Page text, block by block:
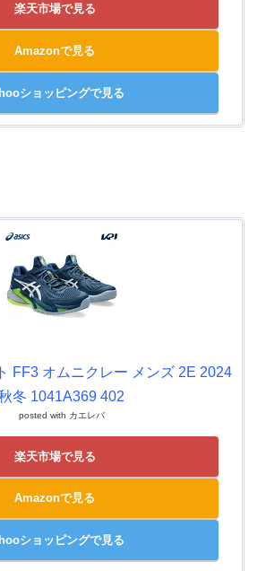
楽天市場で見る
Amazonで見る
ショッピングで見る
FF3 オムニクレー メンズ 2E 2024
冬 1041A369 402
posted with カエレバ
楽天市場で見る
Amazonで見る
ショッピングで見る